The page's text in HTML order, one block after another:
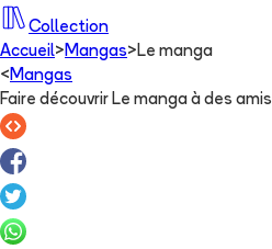
Collection
Accueil> Mangas> Le manga
< Mangas
Faire découvrir Le manga à des amis